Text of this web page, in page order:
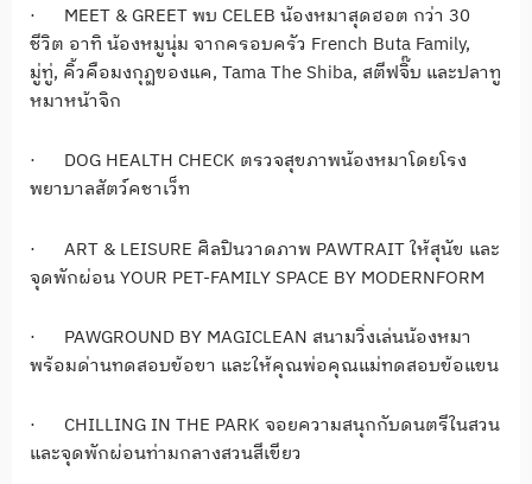
· MEET & GREETพบ CELEB น้องหมาสุดฮอต กว่า 30
ชีวิต อาทิ น้องหมูนุ่ม จากครอบครัว French Buta Family,
มู่ทู่, คิ้วคือมงกุฏของแค, Tama The Shiba, สตีฟจิ๊บ และปลาทู
หมาหน้าจิก
· DOG HEALTH CHECK ตรวจสุขภาพน้องหมาโดยโรง
พยาบาลสัตว์คชาเว็ท
· ART & LEISURE ศิลปินวาดภาพ PAWTRAITให้สุนัข และ
จุดพักผ่อนYOUR PET-FAMILY SPACE BY MODERNFORM
· PAWGROUND BY MAGICLEAN สนามวิ่งเล่นน้องหมา
พร้อมด่านทดสอบข้อขา และให้คุณพ่อคุณแม่ทดสอบข้อแขน
· CHILLING IN THE PARK จอยความสนุกกับดนตรีในสวน
และจุดพักผ่อนท่ามกลางสวนสีเขียว